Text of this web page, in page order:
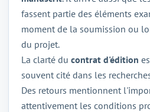
fassent partie des éléments
moment de la soumission ou
du projet.
La clarté du contrat d'édition
souvent cité dans les
Des retours mentionnent
attentivement les conditions